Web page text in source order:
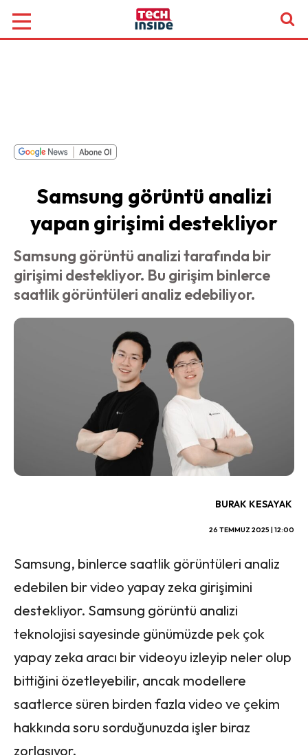
Samsung görüntü analizi
yapan girişimi destekliyor
Samsung görüntü analizi tarafında bir
girişimi destekliyor. Bu girişim binlerce
saatlik görüntüleri analiz edebiliyor.
BURAK KESAYAK
26 TEMMUZ 2025 | 12:00
Samsung, binlerce saatlik görüntüleri analiz
edebilen bir video yapay zeka girişimini
destekliyor. Samsung görüntü analizi
teknolojisi sayesinde günümüzde pek çok
yapay zeka aracı bir videoyu izleyip neler olup
bittiğini özetleyebilir, ancak modellere
saatlerce süren birden fazla video ve çekim
hakkında soru sorduğunuzda işler biraz
zorlaşıyor.